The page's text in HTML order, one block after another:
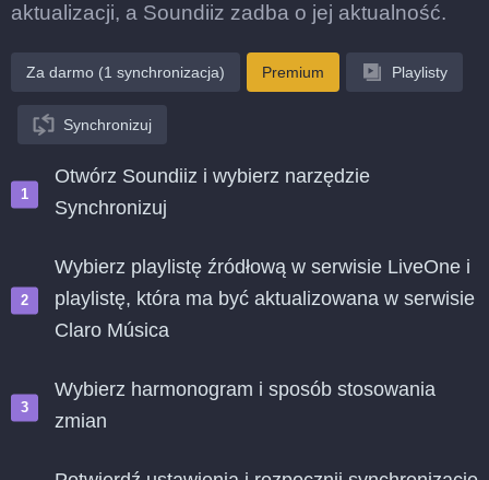
aktualizacji, a Soundiiz zadba o jej aktualność.
Za darmo (1 synchronizacja) Premium Playlisty
Synchronizuj
Otwórz Soundiiz i wybierz narzędzie
Synchronizuj
Wybierz playlistę źródłową w serwisie LiveOne i
playlistę, która ma być aktualizowana w serwisie
Claro Música
Wybierz harmonogram i sposób stosowania
zmian